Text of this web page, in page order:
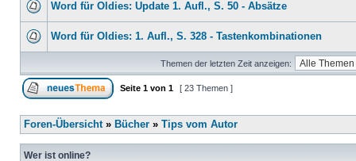
Word für Oldies: Update 1. Aufl., S. 50 - Absätze
Word für Oldies: 1. Aufl., S. 328 - Tastenkombinationen
Themen der letzten Zeit anzeigen:
Seite 1 von 1 [ 23 Themen ]
Foren-Übersicht» Bücher » Tips vom Autor
Wer ist online?